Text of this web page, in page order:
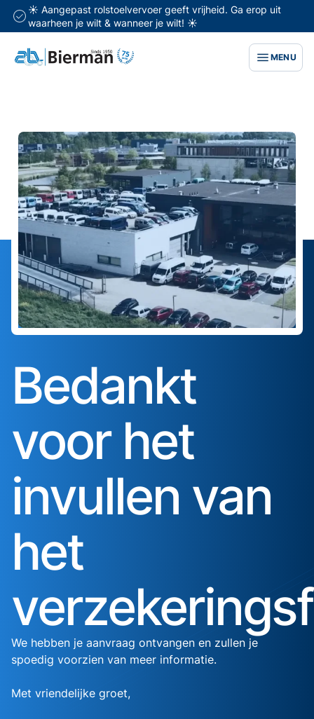
☀️ Aangepast rolstoelvervoer geeft vrijheid. Ga erop uit
waarheen je wilt & wanneer je wilt! ☀️
MENU
Bedankt
voor het
invullen van
het
We hebben je aanvraag ontvangen en zullen je
spoedig voorzien van meer informatie.
Met vriendelijke groet,